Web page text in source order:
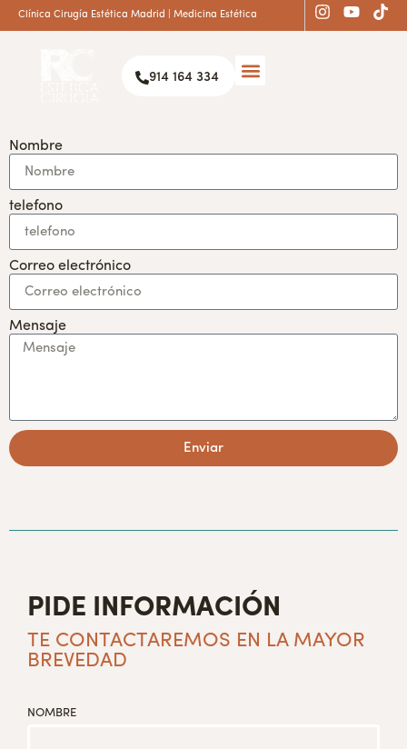
Clínica Cirugía Estética Madrid | Medicina Estética
914 164 334
Nombre
telefono
Correo electrónico
Mensaje
Enviar
PIDE INFORMACIÓN
TE CONTACTAREMOS EN LA MAYOR
BREVEDAD
NOMBRE